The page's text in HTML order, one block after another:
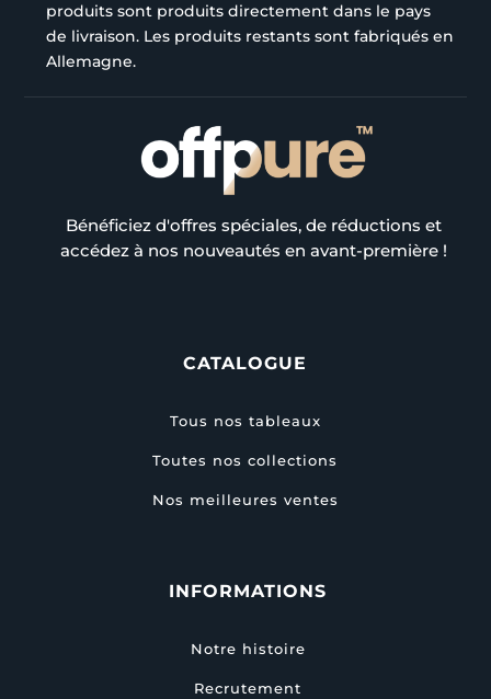
produits sont produits directement dans le pays
de livraison. Les produits restants sont fabriqués en
Allemagne.
Bénéficiez d'offres spéciales, de réductions et
accédez à nos nouveautés en avant-première !
CATALOGUE
Tous nos tableaux
Toutes nos collections
Nos meilleures ventes
INFORMATIONS
Notre histoire
Recrutement